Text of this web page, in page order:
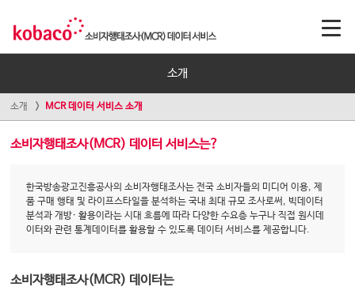
소개
소개 MCR 데이터 서비스 소개
소비자행태조사(MCR) 데이터 서비스는?
한국방송광고진흥공사의 소비자행태조사는 전국 소비자들의 미디어 이용, 제
품 구매 행태 및 라이프스타일을 분석하는 국내 최대 규모 조사로써, 빅데이터
분석과 개방· 활용이라는 시대 흐름에 따라 다양한 수요층 누구나 직접 원시데
이터와 관련 통계데이터를 활용할 수 있도록 데이터 서비스를 제공합니다.
소비자행태조사(MCR) 데이터는